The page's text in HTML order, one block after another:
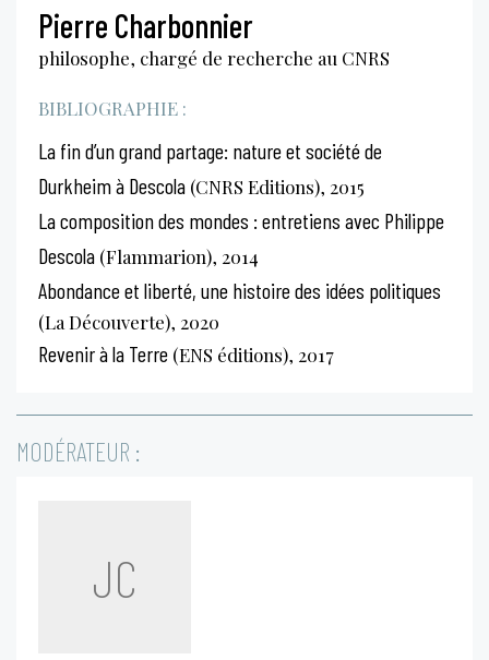
Pierre Charbonnier
philosophe, chargé de recherche au CNRS
BIBLIOGRAPHIE :
La fin d’un grand partage: nature et société de
Durkheim à Descola (CNRS Editions), 2015
La composition des mondes : entretiens avec Philippe
Descola (Flammarion), 2014
Abondance et liberté, une histoire des idées politiques
(La Découverte), 2020
Revenir à la Terre (ENS éditions), 2017
MODÉRATEUR :
JC